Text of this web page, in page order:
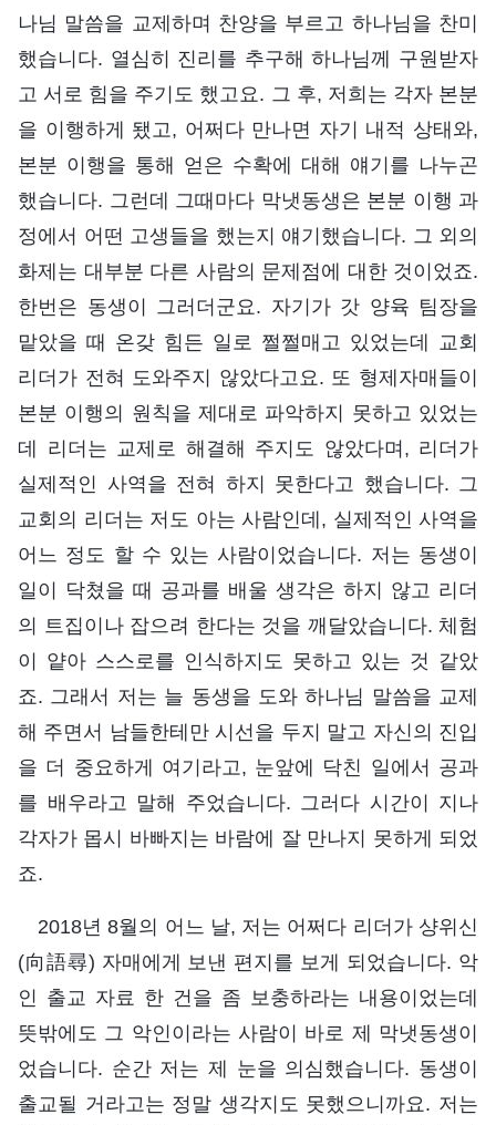
나님 말씀을 교제하며 찬양을 부르고 하나님을 찬미
했습니다. 열심히 진리를 추구해 하나님께 구원받자
고 서로 힘을 주기도 했고요. 그 후, 저희는 각자 본분
을 이행하게 됐고, 어쩌다 만나면 자기 내적 상태와,
본분 이행을 통해 얻은 수확에 대해 얘기를 나누곤
했습니다. 그런데 그때마다 막냇동생은 본분 이행 과
정에서 어떤 고생들을 했는지 얘기했습니다. 그 외의
화제는 대부분 다른 사람의 문제점에 대한 것이었죠.
한번은 동생이 그러더군요. 자기가 갓 양육 팀장을
맡았을 때 온갖 힘든 일로 쩔쩔매고 있었는데 교회
리더가 전혀 도와주지 않았다고요. 또 형제자매들이
본분 이행의 원칙을 제대로 파악하지 못하고 있었는
데 리더는 교제로 해결해 주지도 않았다며, 리더가
실제적인 사역을 전혀 하지 못한다고 했습니다. 그
교회의 리더는 저도 아는 사람인데, 실제적인 사역을
어느 정도 할 수 있는 사람이었습니다. 저는 동생이
일이 닥쳤을 때 공과를 배울 생각은 하지 않고 리더
의 트집이나 잡으려 한다는 것을 깨달았습니다. 체험
이 얕아 스스로를 인식하지도 못하고 있는 것 같았
죠. 그래서 저는 늘 동생을 도와 하나님 말씀을 교제
해 주면서 남들한테만 시선을 두지 말고 자신의 진입
을 더 중요하게 여기라고, 눈앞에 닥친 일에서 공과
를 배우라고 말해 주었습니다. 그러다 시간이 지나
각자가 몹시 바빠지는 바람에 잘 만나지 못하게 되었
죠.
2018년 8월의 어느 날, 저는 어쩌다 리더가 샹위신
(向語尋) 자매에게 보낸 편지를 보게 되었습니다. 악
인 출교 자료 한 건을 좀 보충하라는 내용이었는데
뜻밖에도 그 악인이라는 사람이 바로 제 막냇동생이
었습니다. 순간 저는 제 눈을 의심했습니다. 동생이
출교될 거라고는 정말 생각지도 못했으니까요. 저는